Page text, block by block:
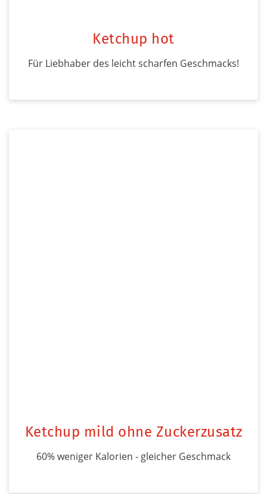
Ketchup hot
Für Liebhaber des leicht scharfen Geschmacks!
Ketchup mild ohne Zuckerzusatz
60% weniger Kalorien - gleicher Geschmack